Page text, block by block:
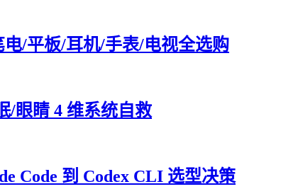
/平板/耳机/手表/电视全选购
/眼睛 4 维系统自救
Code 到 Codex CLI 选型决策